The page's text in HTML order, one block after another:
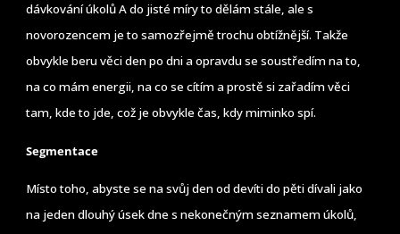
dávkování úkolů A do jisté míry to dělám stále, ale s
novorozencem je to samozřejmě trochu obtížnější. Takže
obvykle beru věci den po dni a opravdu se soustředím na to,
na co mám energii, na co se cítím a prostě si zařadím věci
tam, kde to jde, což je obvykle čas, kdy miminko spí.
Segmentace
Místo toho, abyste se na svůj den od devíti do pěti dívali jako
na jeden dlouhý úsek dne s nekonečným seznamem úkolů,